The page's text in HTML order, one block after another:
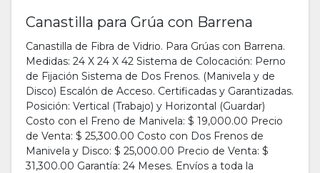
Canastilla para Grúa con Barrena
Canastilla de Fibra de Vidrio. Para Grúas con Barrena.
Medidas: 24 X 24 X 42 Sistema de Colocación: Perno
de Fijación Sistema de Dos Frenos. (Manivela y de
Disco) Escalón de Acceso. Certificadas y Garantizadas.
Posición: Vertical (Trabajo) y Horizontal (Guardar)
Costo con el Freno de Manivela: $ 19,000.00 Precio
de Venta: $ 25,300.00 Costo con Dos Frenos de
Manivela y Disco: $ 25,000.00 Precio de Venta: $
31,300.00 Garantía: 24 Meses. Envíos a toda la